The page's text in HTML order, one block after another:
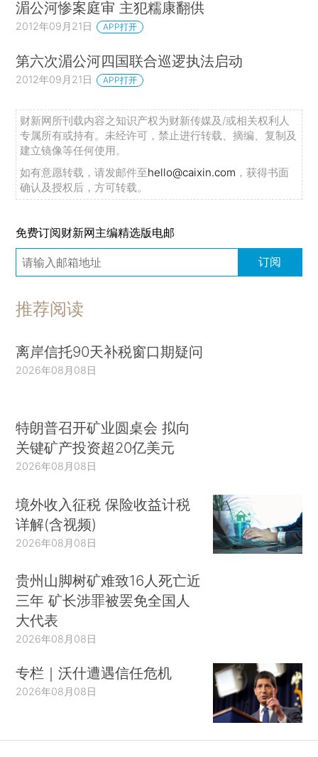
湄公河惨案庭审 主犯糯康翻供
2012年09月21日 APP打开
第六次湄公河四国联合巡逻执法启动
2012年09月21日 APP打开
财新网所刊载内容之知识产权为财新传媒及/或相关权利人
专属所有或持有。未经许可，禁止进行转载、摘编、复制及
建立镜像等任何使用。
如有意愿转载，请发邮件至hello@caixin.com ，获得书面
确认及授权后，方可转载。
免费订阅财新网主编精选版电邮
订阅
推荐阅读
离岸信托90天补税窗口期疑问
2026年08月08日
特朗普召开矿业圆桌会 拟向
关键矿产投资超20亿美元
2026年08月08日
境外收入征税 保险收益计税
详解(含视频)
2026年08月08日
贵州山脚树矿难致16人死亡近
三年 矿长涉罪被罢免全国人
大代表
2026年08月08日
专栏｜沃什遭遇信任危机
2026年08月08日